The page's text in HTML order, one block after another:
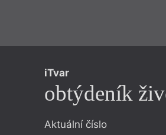
iTvar
obtýdeník
Aktuální číslo